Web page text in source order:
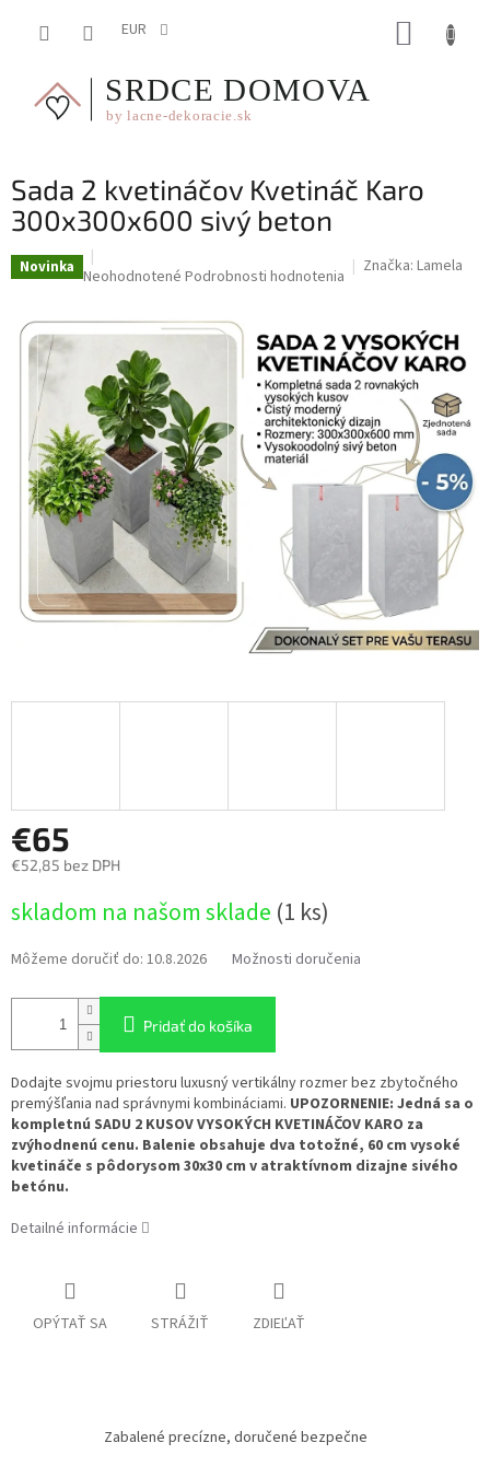
EUR
Sada 2 kvetináčov Kvetináč Karo
300x300x600 sivý beton
Novinka Priemerné
produktu
je
5
hviezdičiek.
Neohodnotené Podrobnosti hodnotenia Značka: Lamela
€65
€52,85 bez DPH
cena:
skladom na našom sklade (1 ks)
Môžeme doručiť do: 10.8.2026 Možnosti doručenia
Pridať do košíka
Dodajte svojmu priestoru luxusný vertikálny rozmer bez zbytočného
premýšľania nad správnymi kombináciami. UPOZORNENIE: Jedná sa o
kompletnú SADU 2 KUSOV VYSOKÝCH KVETINÁČOV KARO za
zvýhodnenú cenu. Balenie obsahuje dva totožné, 60 cm vysoké
kvetináče s pôdorysom 30x30 cm v atraktívnom dizajne sivého
betónu.
Detailné informácie
OPÝTAŤ SA STRÁŽIŤ ZDIEĽAŤ
Zabalené precízne, doručené bezpečne